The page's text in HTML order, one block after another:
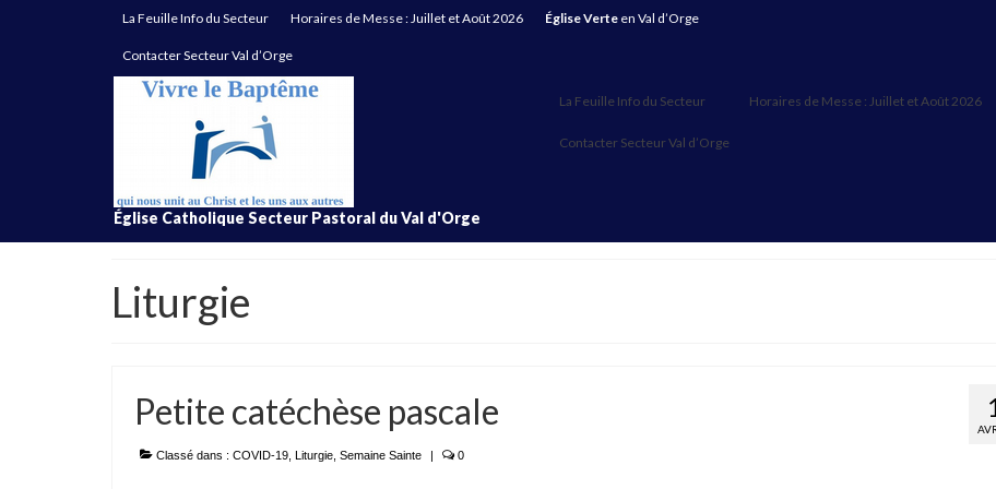
La Feuille Info du Secteur Horaires de Messe : Juillet et Août 2026 Église Verte en Val d’Orge
Contacter Secteur Val d’Orge
Église Catholique Secteur Pastoral du Val d'Orge
La Feuille Info du Secteur Horaires de Messe : Juillet et Août 2026
Contacter Secteur Val d’Orge
Liturgie
Petite catéchèse pascale
Classé dans : COVID-19 Liturgie Semaine Sainte | 0